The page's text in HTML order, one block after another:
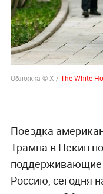
Обложка © X /The White
Поездка
Трампа в Пекин
поддерживающие
Россию, сегодня